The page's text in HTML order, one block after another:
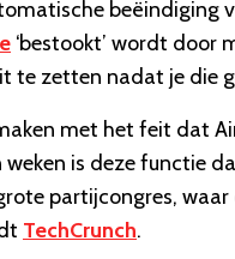
beëindiging
‘bestookt’ wordt door
te zetten nadat je die
met het feit dat
is deze functie
partijcongres, waar
TechCrunch.